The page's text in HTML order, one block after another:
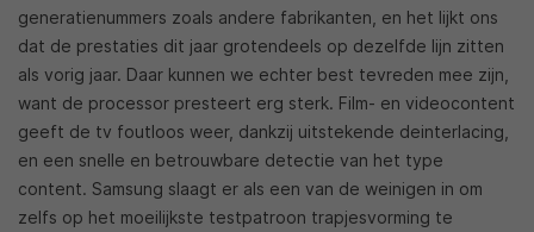
generatienummers zoals andere fabrikanten, en het lijkt ons
dat de prestaties dit jaar grotendeels op dezelfde lijn zitten
als vorig jaar. Daar kunnen we echter best tevreden mee zijn,
want de processor presteert erg sterk. Film- en videocontent
geeft de tv foutloos weer, dankzij uitstekende deinterlacing,
en een snelle en betrouwbare detectie van het type
content. Samsung slaagt er als een van de weinigen in om
zelfs op het moeilijkste testpatroon trapjesvorming te